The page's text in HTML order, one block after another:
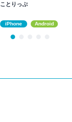
ことりっぷ
iPhone Android